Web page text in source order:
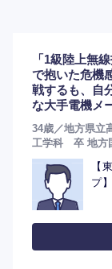
「1級陸上無
で抱いた危機
戦するも、自
な大手電機メ
34歳／地方県立
工学科 卒 地方
【
プ